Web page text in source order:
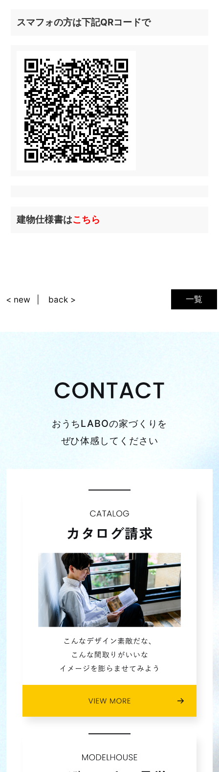
スマフォの方は下記QRコードで
建物仕様書はこちら
一覧
< new back >
おうちLABOの家づくりを
ぜひ体感してください